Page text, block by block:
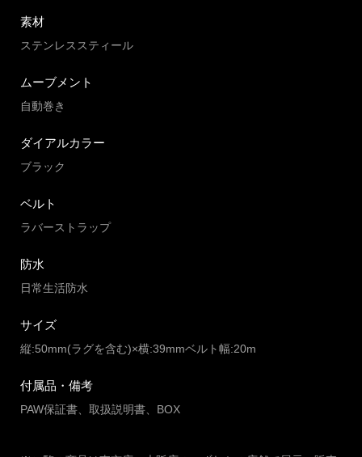
素材
ステンレススティール
ムーブメント
自動巻き
ダイアルカラー
ブラック
ベルト
ラバーストラップ
防水
日常生活防水
サイズ
縦:50mm(ラグを含む)×横:39mmベルト幅:20m
付属品・備考
PAW保証書、取扱説明書、BOX